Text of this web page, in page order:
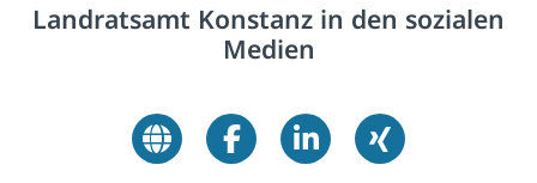
Landratsamt Konstanz in den sozialen
Medien